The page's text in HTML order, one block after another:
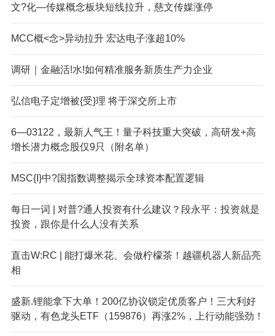
文?化—传媒概念板块短线拉升，慈文传媒涨停
MCC概<念>异动拉升 宏达电子涨超10%
调研｜金融活!水!如何精准服务新质生产力企业
弘信电子定增被{受}理 将于深交所上市
6—03122，最新人气王！量子科技重大突破，高研发+高
增长潜力概念股仅9只（附名单）
MSC{I}中?国指数调整揭示全球资本配置逻辑
每日一词 | 对普?通人投资有什么建议？段永平：投资就是
投资，跟你是什么人没有关系
直击W:RC | 能打爆米花、会做柠檬茶！越疆机器人新品亮
相
盛新.锂能拿下大单！200亿协议锁定优质客户！三大利好
驱动，有色龙头ETF（159876）再涨2%，上行动能强劲！